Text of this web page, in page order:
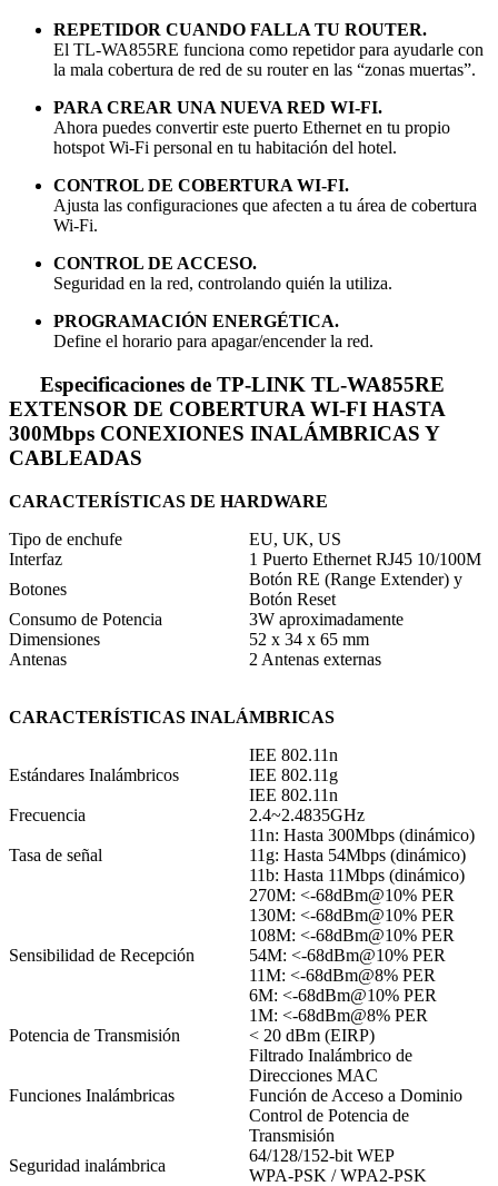
REPETIDOR CUANDO FALLA TU ROUTER.
El TL-WA855RE funciona como repetidor para ayudarle con
la mala cobertura de red de su router en las “zonas muertas”.
PARA CREAR UNA NUEVA RED WI-FI.
Ahora puedes convertir este puerto Ethernet en tu propio
hotspot Wi-Fi personal en tu habitación del hotel.
CONTROL DE COBERTURA WI-FI.
Ajusta las configuraciones que afecten a tu área de cobertura
Wi-Fi.
CONTROL DE ACCESO.
Seguridad en la red, controlando quién la utiliza.
PROGRAMACIÓN ENERGÉTICA.
Define el horario para apagar/encender la red.
Especificaciones de TP-LINK TL-WA855RE
EXTENSOR DE COBERTURA WI-FI HASTA
300Mbps CONEXIONES INALÁMBRICAS Y
CABLEADAS
CARACTERÍSTICAS DE HARDWARE
Tipo de enchufe
EU, UK, US
Interfaz
1 Puerto Ethernet RJ45 10/100M
Botones
Botón RE (Range Extender) y
Botón Reset
Consumo de Potencia
3W aproximadamente
Dimensiones
52 x 34 x 65 mm
Antenas
2 Antenas externas
CARACTERÍSTICAS INALÁMBRICAS
Estándares Inalámbricos
IEE 802.11n
IEE 802.11g
IEE 802.11n
Frecuencia
2.4~2.4835GHz
Tasa de señal
11n: Hasta 300Mbps (dinámico)
11g: Hasta 54Mbps (dinámico)
11b: Hasta 11Mbps (dinámico)
Sensibilidad de Recepción
270M: <-68dBm@10% PER
130M: <-68dBm@10% PER
108M: <-68dBm@10% PER
54M: <-68dBm@10% PER
11M: <-68dBm@8% PER
6M: <-68dBm@10% PER
1M: <-68dBm@8% PER
Potencia de Transmisión
< 20 dBm (EIRP)
Funciones Inalámbricas
Filtrado Inalámbrico de
Direcciones MAC
Función de Acceso a Dominio
Control de Potencia de
Transmisión
Seguridad inalámbrica
64/128/152-bit WEP
WPA-PSK / WPA2-PSK